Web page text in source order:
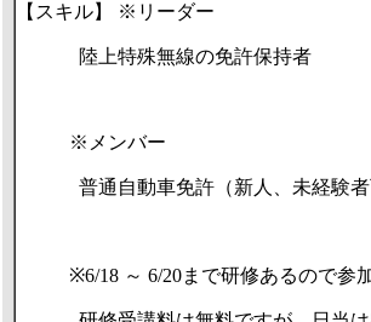
【スキル】 ※リーダー
陸上特殊無線の免許保持者
※メンバー
普通自動車免許（新人、未経験者
※6/18 ～ 6/20まで研修あるので参